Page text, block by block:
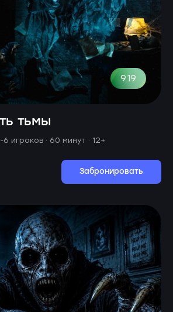
9.19
тьмы
6 игроков · 60 минут · 12+
Забронировать